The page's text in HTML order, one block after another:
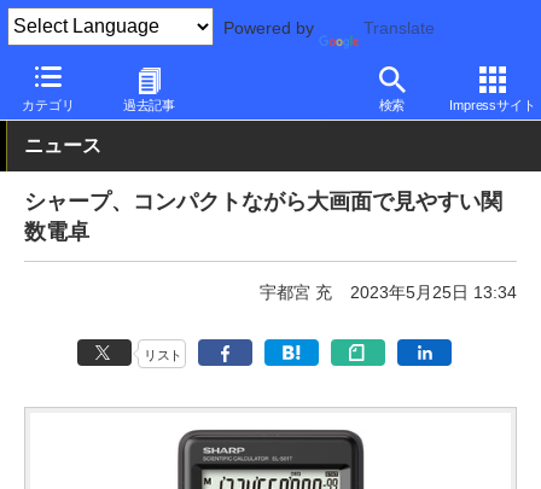
Powered by Translate
カテゴリ 過去記事 検索 Impressサイト
PC Watch 半導体/周辺機器
ニュース
シャープ、コンパクトながら大画面で見やすい関
数電卓
宇都宮 充 2023年5月25日 13:34
リスト